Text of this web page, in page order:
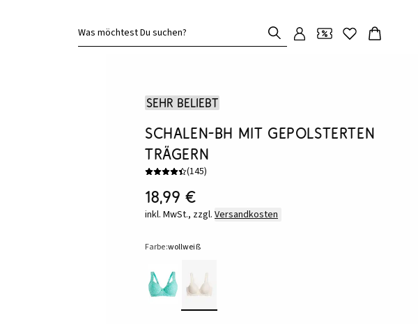
Was möchtest Du suchen?
Sehr beliebt
Schalen-BH mit gepolsterten
Trägern
(145)
18,99 €
inkl. MwSt., zzgl. Versandkosten
Farbe:wollweiß